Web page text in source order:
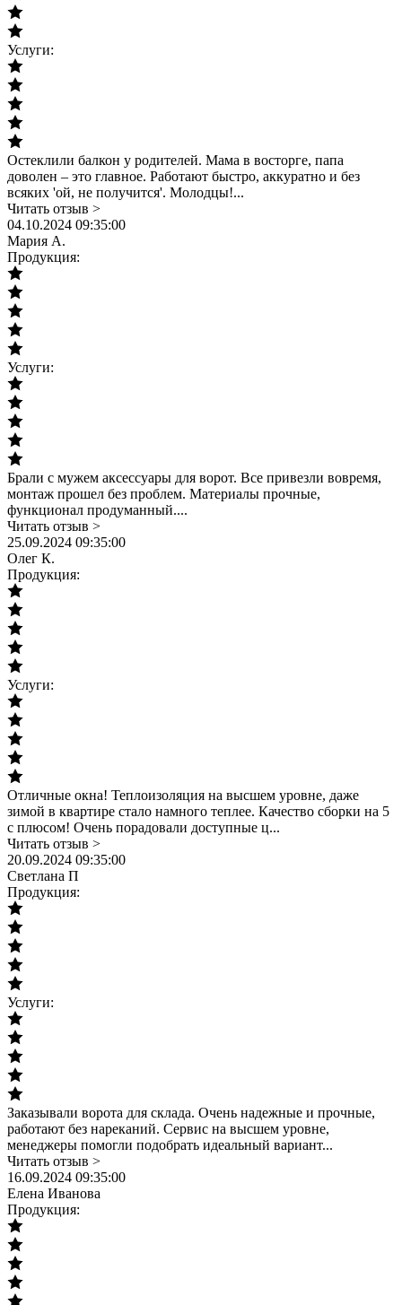
Услуги:
Остеклили балкон у родителей. Мама в восторге, папа
доволен – это главное. Работают быстро, аккуратно и без
всяких 'ой, не получится'. Молодцы!...
Читать отзыв >
04.10.2024 09:35:00
Мария А.
Продукция:
Услуги:
Брали с мужем аксессуары для ворот. Все привезли вовремя,
монтаж прошел без проблем. Материалы прочные,
функционал продуманный....
Читать отзыв >
25.09.2024 09:35:00
Олег К.
Продукция:
Услуги:
Отличные окна! Теплоизоляция на высшем уровне, даже
зимой в квартире стало намного теплее. Качество сборки на 5
с плюсом! Очень порадовали доступные ц...
Читать отзыв >
20.09.2024 09:35:00
Светлана П
Продукция:
Услуги:
Заказывали ворота для склада. Очень надежные и прочные,
работают без нареканий. Сервис на высшем уровне,
менеджеры помогли подобрать идеальный вариант...
Читать отзыв >
16.09.2024 09:35:00
Елена Иванова
Продукция: